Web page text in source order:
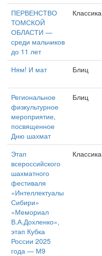
ПЕРВЕНСТВО
ТОМСКОЙ
ОБЛАСТИ —
среди мальчиков
до 11 лет
Классика
Ням! И мат Блиц
Региональное
физкультурное
мероприятие,
посвященное
Дню шахмат
Блиц
Этап
всероссийского
шахматного
фестиваля
«Интеллектуалы
Сибири»
«Мемориал
В.А.Дохленко»,
этап Кубка
России 2025
года — М9
Классика